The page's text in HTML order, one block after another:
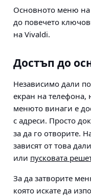
Основното меню на
до повечето
на Vivaldi.
Достъп до
Независимо дали
екран на телефона,
менюто винаги е
с адреси. Просто
за да го отворите.
зависят от това
или пусковата
За да затворите
която искате да